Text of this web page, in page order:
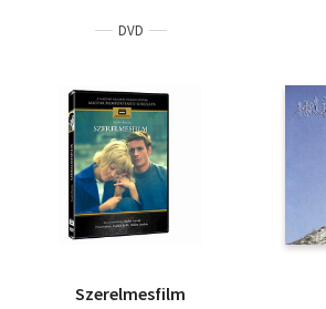
DVD
Szerelmesfilm